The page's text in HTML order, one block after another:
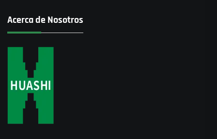
Acerca de Nosotros